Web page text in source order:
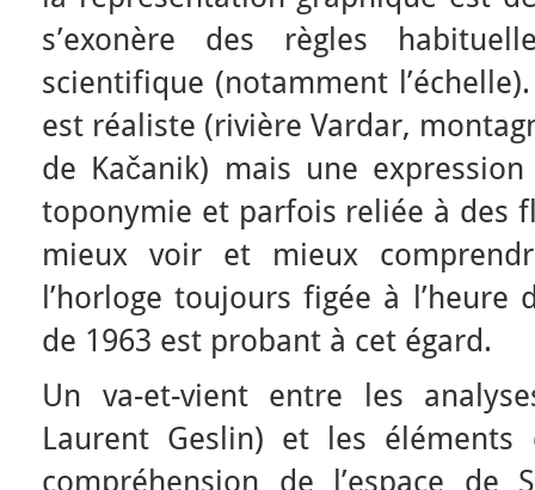
s’exonère des règles
scientifique (notamment
est réaliste (rivière Vardar,
de Kačanik) mais une
toponymie et parfois reliée à des
mieux voir et mieux
l’horloge toujours figée à
de 1963 est probant à cet égard.
Un va-et-vient entre les
Laurent Geslin) et les
compréhension de l’espace